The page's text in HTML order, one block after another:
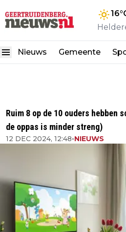
16
Nieuws Gemeente
Ruim 8 op de 10 ouders hebben
de oppas is minder streng)
12 DEC 2024, 12:48•NIEUWS